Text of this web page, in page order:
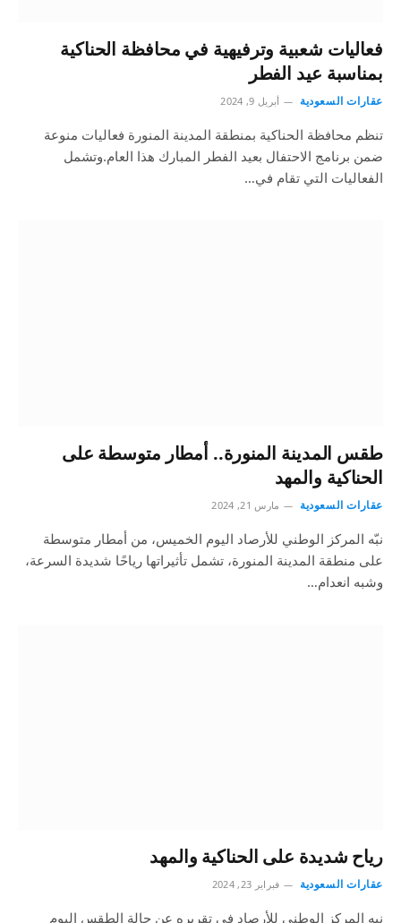
فعاليات شعبية وترفيهية في محافظة الحناكية
بمناسبة عيد الفطر
عقارات السعودية أبريل 9, 2024
تنظم محافظة الحناكية بمنطقة المدينة المنورة فعاليات منوعة
ضمن برنامج الاحتفال بعيد الفطر المبارك هذا العام.وتشمل
الفعاليات التي تقام في…
طقس المدينة المنورة.. أمطار متوسطة على
الحناكية والمهد
عقارات السعودية مارس 21, 2024
نبّه المركز الوطني للأرصاد اليوم الخميس، من أمطار متوسطة
على منطقة المدينة المنورة، تشمل تأثيراتها رياحًا شديدة السرعة،
وشبه انعدام…
رياح شديدة على الحناكية والمهد
عقارات السعودية فبراير 23, 2024
نبه المركز الوطني للأرصاد في تقريره عن حالة الطقس اليوم